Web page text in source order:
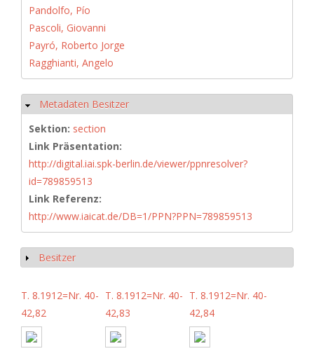
Pandolfo, Pío
Pascoli, Giovanni
Payró, Roberto Jorge
Ragghianti, Angelo
Hide
Metadaten Besitzer
Sektion: section
Link Präsentation:
http://digital.iai.spk-berlin.de/viewer/ppnresolver?
id=789859513
Link Referenz:
http://www.iaicat.de/DB=1/PPN?PPN=789859513
Show
Besitzer
T. 8.1912=Nr. 40-
42,82
T. 8.1912=Nr. 40-
42,83
T. 8.1912=Nr. 40-
42,84